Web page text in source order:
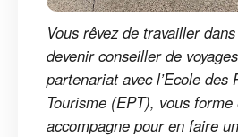
Vous rêvez de travailler
devenir conseiller de
partenariat avec l’Ecole des
Tourisme (EPT), vous forme
accompagne pour en faire